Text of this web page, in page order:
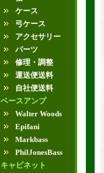
ケース
弓ケース
アクセサリー
パーツ
修理・調整
運送便送料
自社便送料
ベースアンプ
Walter Woods
Epifani
Markbass
PhilJonesBass
キャビネット